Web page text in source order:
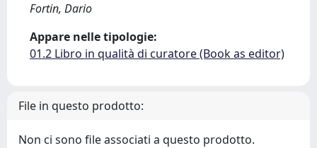
Fortin, Dario
Appare nelle tipologie:
01.2 Libro in qualità di curatore (Book as editor)
File in questo prodotto:
Non ci sono file associati a questo prodotto.